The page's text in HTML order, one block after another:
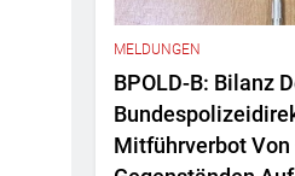
MELDUNGEN
BPOLD-B: Bilanz
Mitführverbot Von